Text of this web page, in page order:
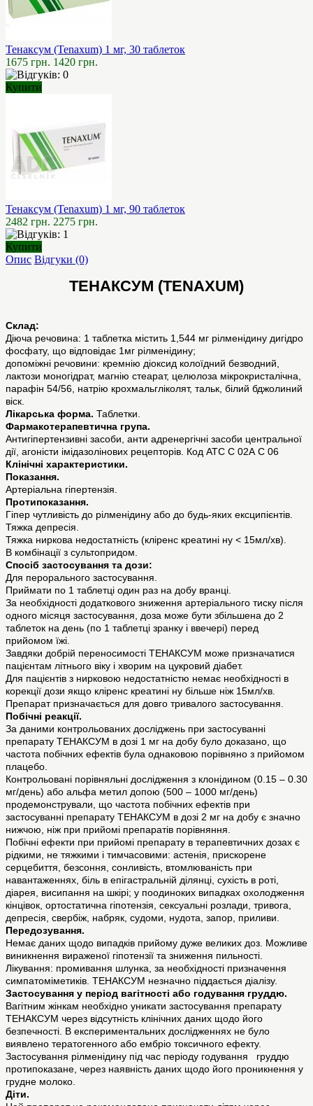
Тенаксум (Tenaxum) 1 мг, 30 таблеток
1675 грн. 1420 грн.
Купити
Тенаксум (Tenaxum) 1 мг, 90 таблеток
2482 грн. 2275 грн.
Купити
Опис Відгуки (0)
ТЕНАКСУМ (TENAXUM)
Склад:
Діюча речовина: 1 таблетка містить 1,544 мг рілменідину дигідро
фосфату, що відповідає 1мг рілменідину;
допомiжнi речовини: кремнію діоксид колоїдний безводний,
лактози моногідрат, магнію стеарат, целюлоза мікрокристалічна,
парафін 54/56, натрію крохмальгліколят, тальк, білий бджолиний
віск.
Лікарська форма. Таблетки.
Фармакотерапевтична група.
Антигіпертензивні засоби, анти адренергічні засоби центральної
дії, агоністи імідазолінових рецепторів. Код АТС С 02А С 06
Клінічні характеристики.
Показання.
Артеріальна гіпертензія.
Протипоказання.
Гіпер чутливість до рілменідину або до будь-яких ексципієнтів.
Тяжка депресія.
Тяжка ниркова недостатність (кліренс креатині ну < 15мл/хв).
В комбінації з сультопридом.
Спосіб застосування та дози:
Для перорального застосування.
Приймати по 1 таблетці один раз на добу вранці.
За необхідності додаткового зниження артеріального тиску після
одного місяця застосування, доза може бути збільшена до 2
таблеток на день (по 1 таблетці зранку і ввечері) перед
прийомом їжі.
Завдяки добрій переносимості ТЕНАКСУМ може призначатися
пацієнтам літнього віку і хворим на цукровий діабет.
Для пацієнтів з нирковою недостатністю немає необхідності в
корекції дози якщо кліренс креатині ну більше ніж 15мл/хв.
Препарат призначається для довго тривалого застосування.
Побічні реакції.
За даними контрольованих досліджень при застосуванні
препарату ТЕНАКСУМ в дозі 1 мг на добу було доказано, що
частота побічних ефектів була однаковою порівняно з прийомом
плацебо.
Контрольовані порівняльні дослідження з клонідином (0.15 – 0.30
мг/день) або альфа метил допою (500 – 1000 мг/день)
продемонстрували, що частота побічних ефектів при
застосуванні препарату ТЕНАКСУМ в дозі 2 мг на добу є значно
нижчою, ніж при прийомі препаратів порівняння.
Побічні ефекти при прийомі препарату в терапевтичних дозах є
рідкими, не тяжкими і тимчасовими: астенія, прискорене
серцебиття, безсоння, сонливість, втомлюваність при
навантаженнях, біль в епігастральній ділянці, сухість в роті,
діарея, висипання на шкірі; у поодиноких випадках охолодження
кінцівок, ортостатична гіпотензія, сексуальні розлади, тривога,
депресія, свербіж, набряк, судоми, нудота, запор, приливи.
Передозування.
Немає даних щодо випадків прийому дуже великих доз. Можливе
виникнення вираженої гіпотензії та зниження пильності.
Лікування: промивання шлунка, за необхідності призначення
симпатоміметиків. ТЕНАКСУМ незначно піддається діалізу.
Застосування у період вагітності або годування груддю.
Вагітним жінкам необхідно уникати застосування препарату
ТЕНАКСУМ через відсутність клінічних даних щодо його
безпечності. В експериментальних дослідженнях не було
виявлено тератогенного або ембріо токсичного ефекту.
Застосування рілменідину під час періоду годування груддю
протипоказане, через наявність даних щодо його проникнення у
грудне молоко.
Діти.